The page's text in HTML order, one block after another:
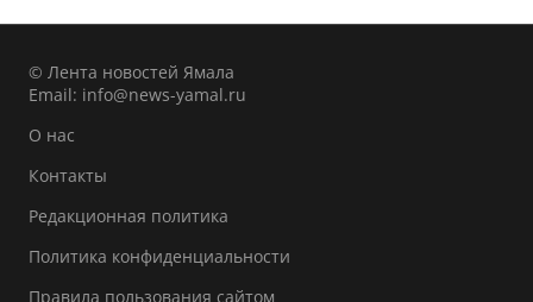
© Лента новостей Ямала
Email: info@news-yamal.ru
О нас
Контакты
Редакционная политика
Политика конфиденциальности
Правила пользования сайтом